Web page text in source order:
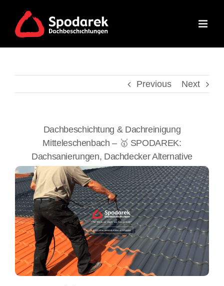
content
Previous Next
Dachbeschichtung & Dachreinigung
Mitteleschenbach – 🥇 SPODAREK:
Dachsanierungen, Dachdecker Alternative